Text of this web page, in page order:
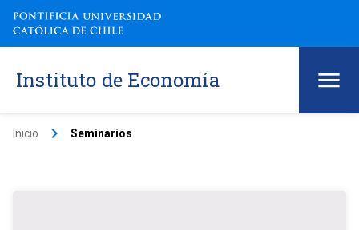
Instituto de Economía
Inicio keyboard_arrow_right Seminarios